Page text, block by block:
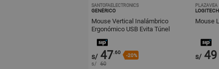
SANTOFAELECTRONICS
GENÉRICO
Mouse Vertical Inalámbrico
Ergonómico USB Evita Túnel
s/ 47.60
-20%
s/ 60
PLAZAVEA
LOGITECH
Mouse
s/ 49